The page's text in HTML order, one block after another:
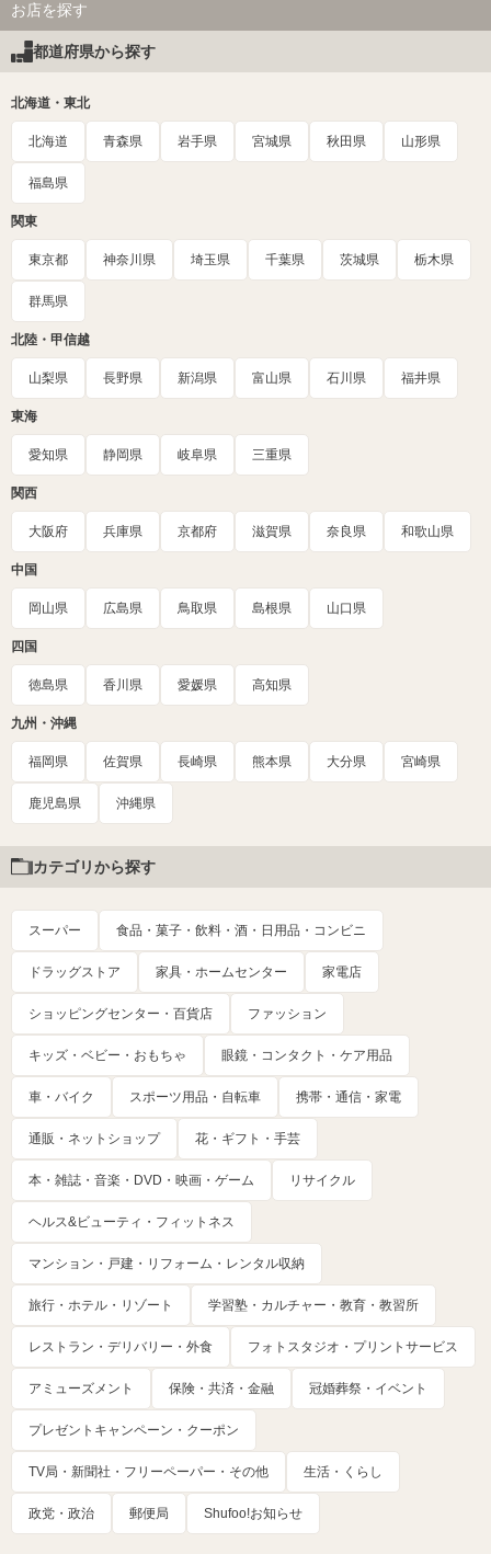
お店を探す
都道府県から探す
北海道・東北
北海道 青森県 岩手県 宮城県 秋田県 山形県
福島県
関東
東京都 神奈川県 埼玉県 千葉県 茨城県 栃木県
群馬県
北陸・甲信越
山梨県 長野県 新潟県 富山県 石川県 福井県
東海
愛知県 静岡県 岐阜県 三重県
関西
大阪府 兵庫県 京都府 滋賀県 奈良県 和歌山県
中国
岡山県 広島県 鳥取県 島根県 山口県
四国
徳島県 香川県 愛媛県 高知県
九州・沖縄
福岡県 佐賀県 長崎県 熊本県 大分県 宮崎県
鹿児島県 沖縄県
カテゴリから探す
スーパー 食品・菓子・飲料・酒・日用品・コンビニ
ドラッグストア 家具・ホームセンター 家電店
ショッピングセンター・百貨店 ファッション
キッズ・ベビー・おもちゃ 眼鏡・コンタクト・ケア用品
車・バイク スポーツ用品・自転車 携帯・通信・家電
通販・ネットショップ 花・ギフト・手芸
本・雑誌・音楽・DVD・映画・ゲーム リサイクル
ヘルス&ビューティ・フィットネス
マンション・戸建・リフォーム・レンタル収納
旅行・ホテル・リゾート 学習塾・カルチャー・教育・教習所
レストラン・デリバリー・外食 フォトスタジオ・プリントサービス
アミューズメント 保険・共済・金融 冠婚葬祭・イベント
プレゼントキャンペーン・クーポン
TV局・新聞社・フリーペーパー・その他 生活・くらし
政党・政治 郵便局 Shufoo!お知らせ